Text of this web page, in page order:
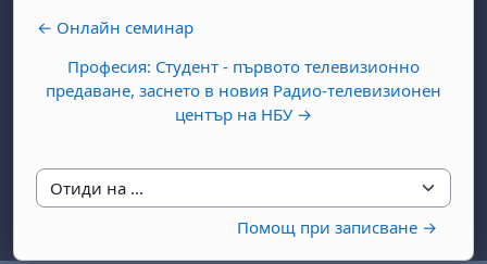
← Онлайн семинар
Професия: Студент - първото телевизионно
предаване, заснето в новия Радио-телевизионен
център на НБУ →
Отиди на ...
Помощ при записване →
1 август
неделя, 2 август
август
август
22 август
неделя, 23 август